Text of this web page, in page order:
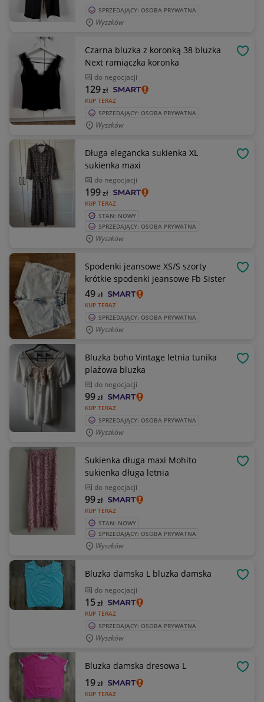
SPRZEDAJĄCY: OSOBA PRYWATNA
Wyszków
Czarna bluzka z koronką 38 bluzka
Next ramiączka koronka
do negocjacji
KUP TERAZ
129zł
SPRZEDAJĄCY: OSOBA PRYWATNA
Wyszków
Długa elegancka sukienka XL
sukienka maxi
do negocjacji
KUP TERAZ
199zł
STAN: NOWY
SPRZEDAJĄCY: OSOBA PRYWATNA
Wyszków
Spodenki jeansowe XS/S szorty
krótkie spodenki jeansowe Fb Sister
KUP TERAZ
49zł
SPRZEDAJĄCY: OSOBA PRYWATNA
Wyszków
Bluzka boho Vintage letnia tunika
plażowa bluzka
do negocjacji
KUP TERAZ
99zł
SPRZEDAJĄCY: OSOBA PRYWATNA
Wyszków
Sukienka długa maxi Mohito
sukienka długa letnia
do negocjacji
KUP TERAZ
99zł
STAN: NOWY
SPRZEDAJĄCY: OSOBA PRYWATNA
Wyszków
Bluzka damska L bluzka damska
do negocjacji
KUP TERAZ
15zł
SPRZEDAJĄCY: OSOBA PRYWATNA
Wyszków
Bluzka damska dresowa L
KUP TERAZ
19zł